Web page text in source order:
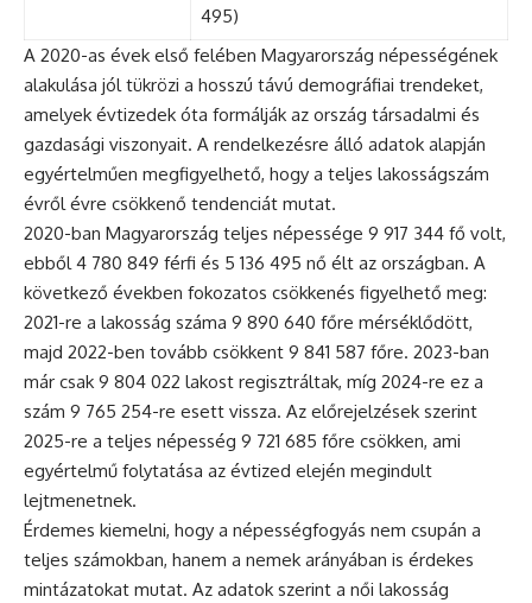
495)
A 2020-as évek első felében Magyarország népességének
alakulása jól tükrözi a hosszú távú demográfiai trendeket,
amelyek évtizedek óta formálják az ország társadalmi és
gazdasági viszonyait. A rendelkezésre álló adatok alapján
egyértelműen megfigyelhető, hogy a teljes lakosságszám
évről évre csökkenő tendenciát mutat.
2020-ban Magyarország teljes népessége 9 917 344 fő volt,
ebből 4 780 849 férfi és 5 136 495 nő élt az országban. A
következő években fokozatos csökkenés figyelhető meg:
2021-re a lakosság száma 9 890 640 főre mérséklődött,
majd 2022-ben tovább csökkent 9 841 587 főre. 2023-ban
már csak 9 804 022 lakost regisztráltak, míg 2024-re ez a
szám 9 765 254-re esett vissza. Az előrejelzések szerint
2025-re a teljes népesség 9 721 685 főre csökken, ami
egyértelmű folytatása az évtized elején megindult
lejtmenetnek.
Érdemes kiemelni, hogy a népességfogyás nem csupán a
teljes számokban, hanem a nemek arányában is érdekes
mintázatokat mutat. Az adatok szerint a női lakosság